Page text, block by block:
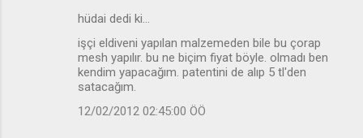
hüdai dedi ki…
işçi eldiveni yapılan malzemeden bile bu çorap
mesh yapılır. bu ne biçim fiyat böyle. olmadı ben
kendim yapacağım. patentini de alıp 5 tl'den
satacağım.
12/02/2012 02:45:00 ÖÖ